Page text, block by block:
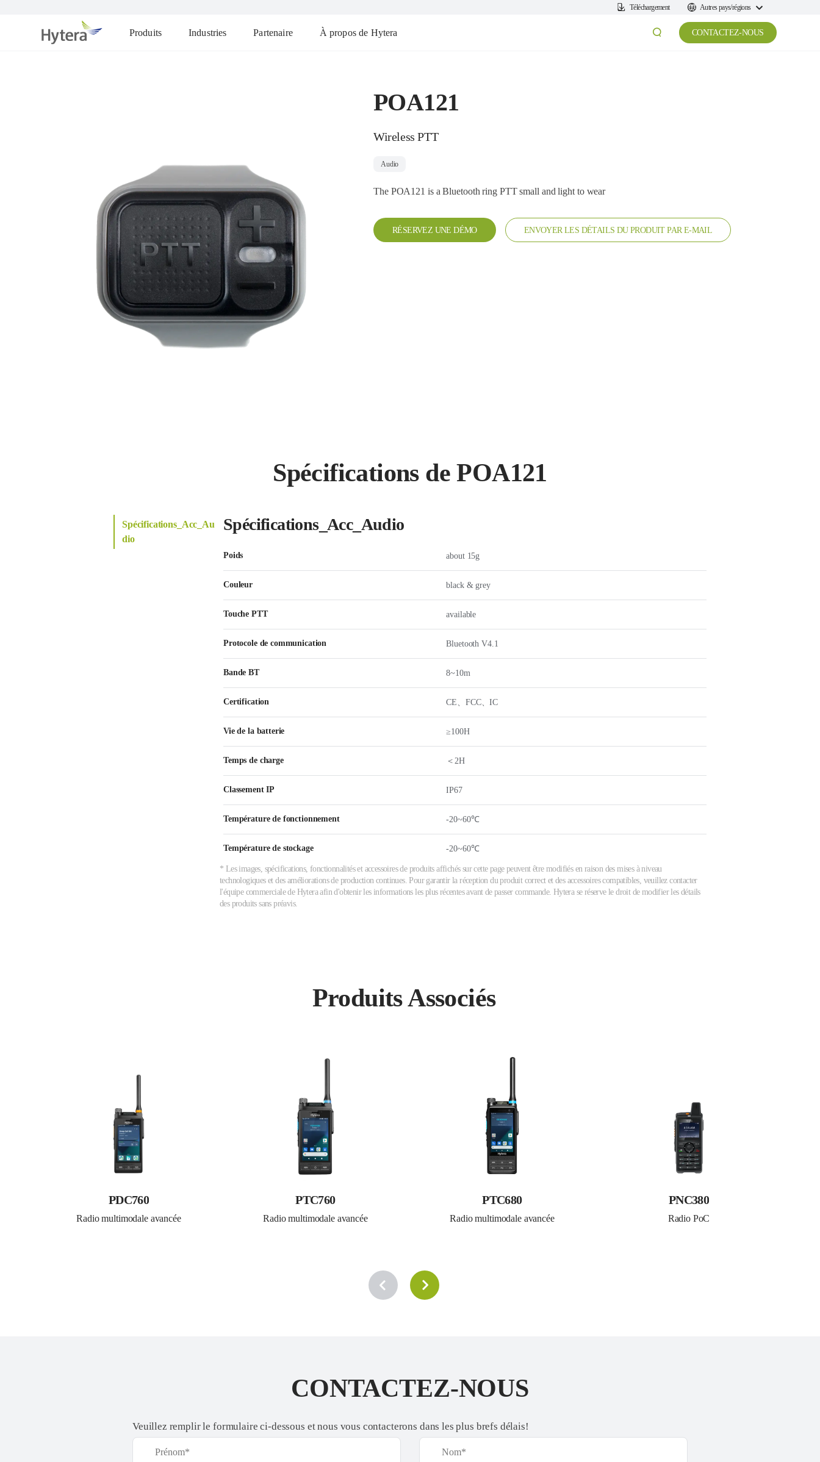
Téléchargement Autres pays/régions
Produits Industries Partenaire À propos de Hytera CONTACTEZ-NOUS
POA121
Wireless PTT
Audio
The POA121 is a Bluetooth ring PTT small and light to wear
RÉSERVEZ UNE DÉMO ENVOYER LES DÉTAILS DU PRODUIT PAR E-MAIL
Spécifications de POA121
Spécifications_Acc_Au
dio
Spécifications_Acc_Audio
Poids about 15g
Couleur black & grey
Touche PTT available
Protocole de communication Bluetooth V4.1
Bande BT 8~10m
Certification CE、FCC、IC
Vie de la batterie ≥100H
Temps de charge ＜2H
Classement IP IP67
Température de fonctionnement -20~60℃
Température de stockage -20~60℃
* Les images, spécifications, fonctionnalités et accessoires de produits affichés sur cette page peuvent être modifiés en raison des mises à niveau
technologiques et des améliorations de production continues. Pour garantir la réception du produit correct et des accessoires compatibles, veuillez contacter
l'équipe commerciale de Hytera afin d'obtenir les informations les plus récentes avant de passer commande. Hytera se réserve le droit de modifier les détails
des produits sans préavis.
Produits Associés
PDC760
Radio multimodale avancée
PTC760
Radio multimodale avancée
PTC680
Radio multimodale avancée
PNC380
Radio PoC
CONTACTEZ-NOUS
Veuillez remplir le formulaire ci-dessous et nous vous contacterons dans les plus brefs délais!